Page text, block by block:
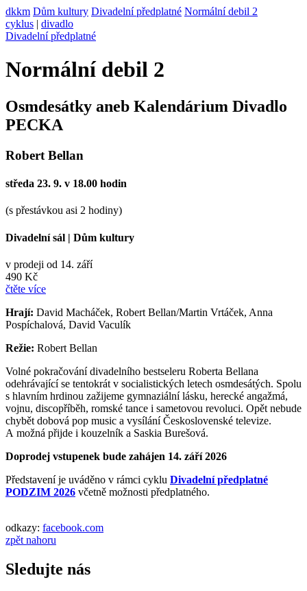
dkkm Dům kultury Divadelní předplatné Normální debil 2
cyklus | divadlo
Divadelní předplatné
Normální debil 2
Osmdesátky aneb Kalendárium Divadlo
PECKA
Robert Bellan
středa 23. 9. v 18.00 hodin
(s přestávkou asi 2 hodiny)
Divadelní sál | Dům kultury
v prodeji od 14. září
490 Kč
čtěte více
Hrají: David Macháček, Robert Bellan/Martin Vrtáček, Anna
Pospíchalová, David Vaculík
Režie: Robert Bellan
Volné pokračování divadelního bestseleru Roberta Bellana
odehrávající se tentokrát v socialistických letech osmdesátých. Spolu
s hlavním hrdinou zažijeme gymnaziální lásku, herecké angažmá,
vojnu, discopříběh, romské tance i sametovou revoluci. Opět nebude
chybět dobová pop music a vysílání Československé televize.
A možná přijde i kouzelník a Saskia Burešová.
Doprodej vstupenek bude zahájen 14. září 2026
Představení je uváděno v rámci cyklu Divadelní předplatné
PODZIM 2026 včetně možnosti předplatného.
odkazy: facebook.com
zpět nahoru
Sledujte nás